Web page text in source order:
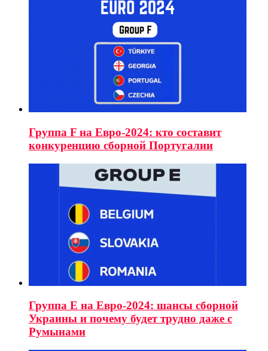
Группа F на Евро-2024: кто составит
конкуренцию сборной Португалии
Группа E на Евро-2024: шансы сборной
Украины и почему будет трудно даже с
Румынами